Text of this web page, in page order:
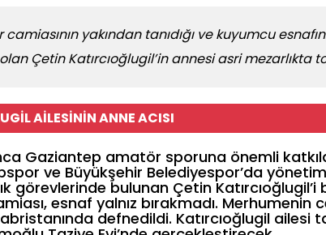
yakından tanıdığı ve kuyumcu
Çetin Katırcıoğlugil’in annesi asri mezarlıkta
AİLESİNİN ANNE ACISI
Gaziantep amatör sporuna önemli
ve Büyükşehir Belediyespor’da
görevlerinde bulunan Çetin Katırcıoğlugil’i
esnaf yalnız bırakmadı. Merhumenin
defnedildi. Katırcıoğlugil ailesi